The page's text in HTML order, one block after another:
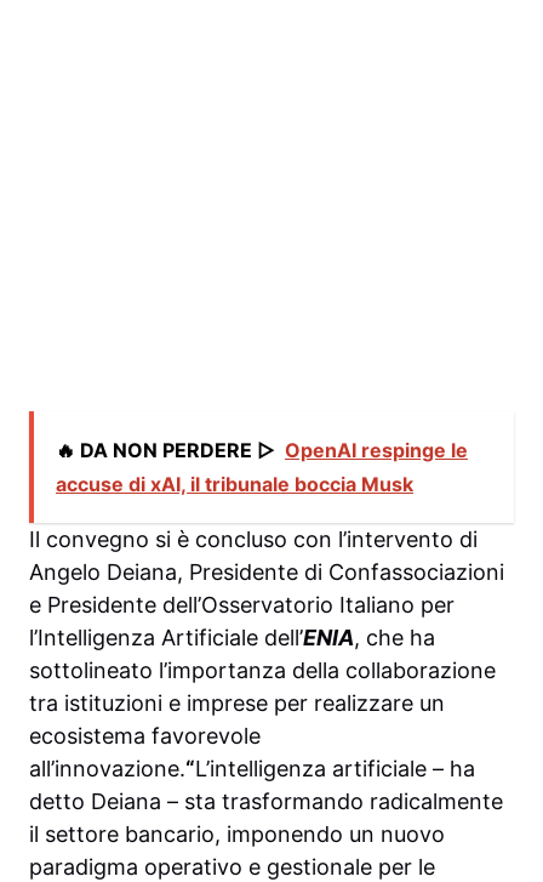
🔥 DA NON PERDERE ▷ OpenAI respinge le
accuse di xAI, il tribunale boccia Musk
Il convegno si è concluso con l’intervento di
Angelo Deiana, Presidente di Confassociazioni
e Presidente dell’Osservatorio Italiano per
l’Intelligenza Artificiale dell’ENIA, che ha
sottolineato l’importanza della collaborazione
tra istituzioni e imprese per realizzare un
ecosistema favorevole
all’innovazione.“L’intelligenza artificiale – ha
detto Deiana – sta trasformando radicalmente
il settore bancario, imponendo un nuovo
paradigma operativo e gestionale per le